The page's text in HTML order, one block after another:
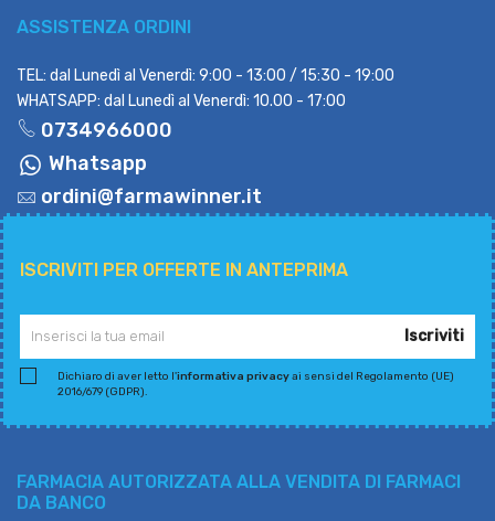
ASSISTENZA ORDINI
TEL: dal Lunedì al Venerdì: 9:00 - 13:00 / 15:30 - 19:00
WHATSAPP: dal Lunedì al Venerdì: 10.00 - 17:00
0734966000
Whatsapp
ordini@farmawinner.it
ISCRIVITI PER OFFERTE IN ANTEPRIMA
Iscriviti
Dichiaro di aver letto l'informativa privacyai sensi del Regolamento (UE)
2016/679 (GDPR).
FARMACIA AUTORIZZATA ALLA VENDITA DI FARMACI
DA BANCO